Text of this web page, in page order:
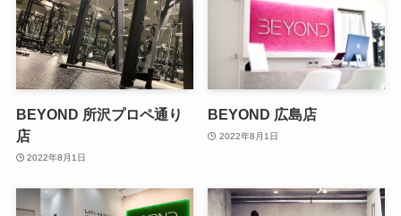
BEYOND 所沢プロペ通り
店
2022年8月1日
BEYOND 広島店
2022年8月1日